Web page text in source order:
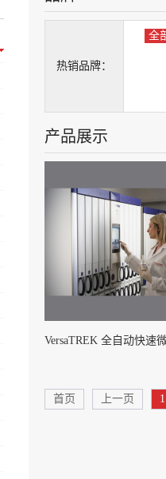
热销品牌：
全
产品展示
首页 上一页 1